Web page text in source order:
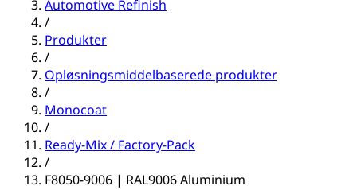
Automotive Refinish
/
Produkter
/
Opløsningsmiddelbaserede produkter
/
Monocoat
/
Ready-Mix / Factory-Pack
/
F8050-9006 | RAL9006 Aluminium